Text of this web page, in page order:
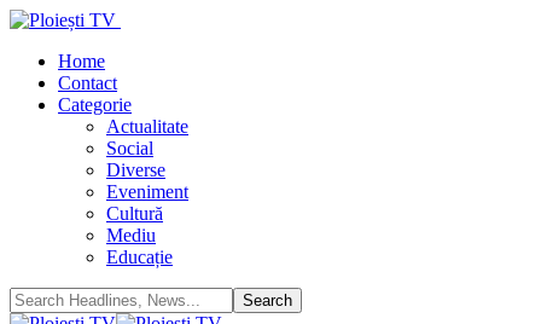
Home
Contact
Categorie
Actualitate
Social
Diverse
Eveniment
Cultură
Mediu
Educație